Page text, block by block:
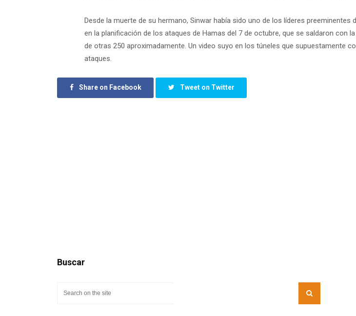
Desde la muerte de su hermano, Sinwar había sido uno de los líderes
en la planificación de los ataques de Hamas del 7 de octubre, que se saldaron con
de otras 250 aproximadamente. Un video suyo en los túneles que supuestamente
ataques.
Share on Facebook Tweet on Twitter
Buscar